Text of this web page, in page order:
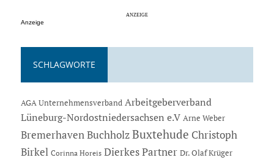
Anzeige
SCHLAGWORTE
AGA Unternehmensverband Arbeitgeberverband
Lüneburg-Nordostniedersachsen e.V Arne Weber
Bremerhaven Buchholz Buxtehude Christoph
Birkel Corinna Horeis Dierkes Partner Dr. Olaf Krüger